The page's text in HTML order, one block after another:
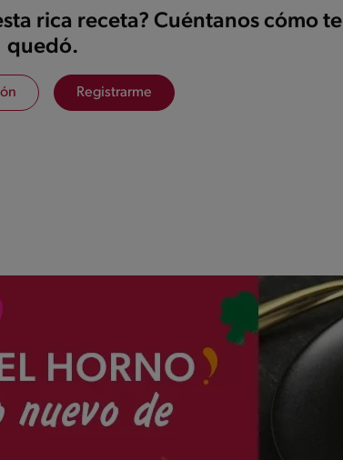
rica receta? Cuéntanos cómo te
quedó.
Registrarme